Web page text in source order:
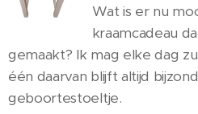
Wat is er nu
kraamcadeau
gemaakt? Ik mag elke dag
één daarvan blijft altijd
geboortestoeltje.